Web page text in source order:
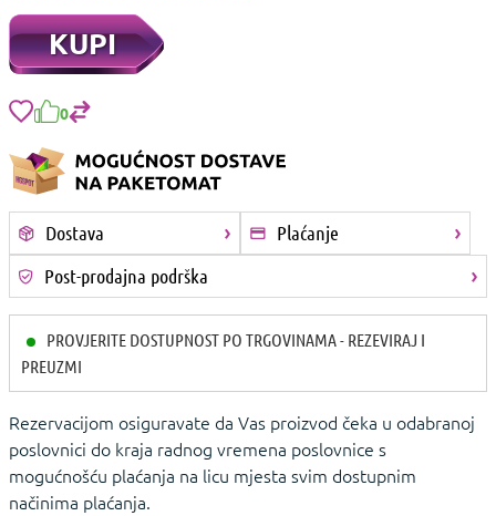
KUPI
0
Dostava
Plaćanje
Post-prodajna podrška
PROVJERITE DOSTUPNOST PO TRGOVINAMA - REZEVIRAJ I
PREUZMI
Rezervacijom osiguravate da Vas proizvod čeka u odabranoj
poslovnici do kraja radnog vremena poslovnice s
mogućnošću plaćanja na licu mjesta svim dostupnim
načinima plaćanja.